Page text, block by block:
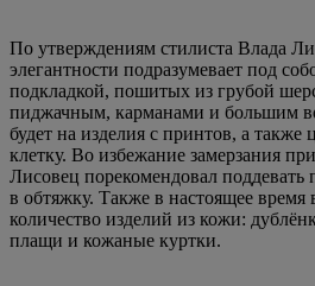
По утверждениям стилиста Влада
элегантности подразумевает под
подкладкой, пошитых из грубой
пиджачным, карманами и большим
будет на изделия с принтов, а также
клетку. Во избежание замерзания
Лисовец порекомендовал поддевать
в обтяжку. Также в настоящее время
количество изделий из кожи:
плащи и кожаные куртки.